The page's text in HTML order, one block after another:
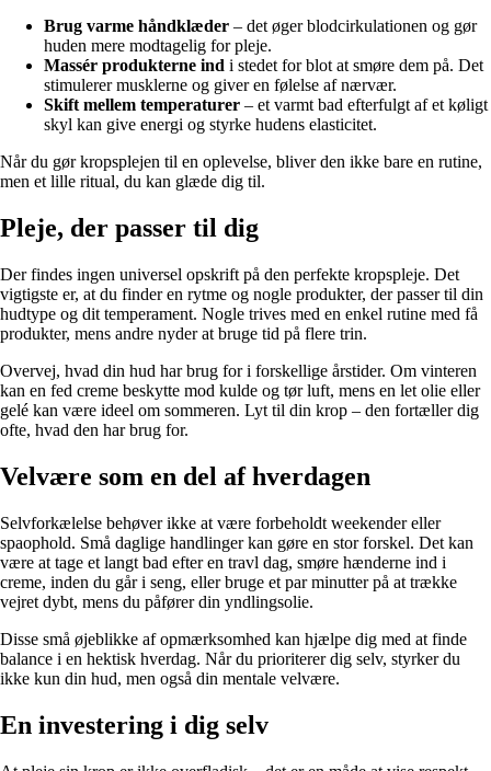
Brug varme håndklæder – det øger blodcirkulationen og gør
huden mere modtagelig for pleje.
Massér produkterne ind i stedet for blot at smøre dem på. Det
stimulerer musklerne og giver en følelse af nærvær.
Skift mellem temperaturer – et varmt bad efterfulgt af et køligt
skyl kan give energi og styrke hudens elasticitet.
Når du gør kropsplejen til en oplevelse, bliver den ikke bare en rutine,
men et lille ritual, du kan glæde dig til.
Pleje, der passer til dig
Der findes ingen universel opskrift på den perfekte kropspleje. Det
vigtigste er, at du finder en rytme og nogle produkter, der passer til din
hudtype og dit temperament. Nogle trives med en enkel rutine med få
produkter, mens andre nyder at bruge tid på flere trin.
Overvej, hvad din hud har brug for i forskellige årstider. Om vinteren
kan en fed creme beskytte mod kulde og tør luft, mens en let olie eller
gelé kan være ideel om sommeren. Lyt til din krop – den fortæller dig
ofte, hvad den har brug for.
Velvære som en del af hverdagen
Selvforkælelse behøver ikke at være forbeholdt weekender eller
spaophold. Små daglige handlinger kan gøre en stor forskel. Det kan
være at tage et langt bad efter en travl dag, smøre hænderne ind i
creme, inden du går i seng, eller bruge et par minutter på at trække
vejret dybt, mens du påfører din yndlingsolie.
Disse små øjeblikke af opmærksomhed kan hjælpe dig med at finde
balance i en hektisk hverdag. Når du prioriterer dig selv, styrker du
ikke kun din hud, men også din mentale velvære.
En investering i dig selv